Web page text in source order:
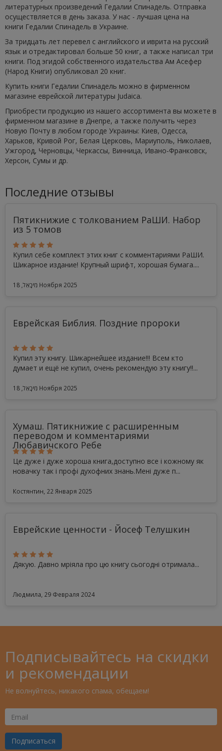
литературных произведений Гедалии Спинадель. Отправка
осуществляется в день заказа. У нас - лучшая цена на
книги Гедалии Спинадель в Украине.
За тридцать лет перевел с английского и иврита на русский
язык и отредактировал больше 50 книг, а также написал три
книги. Под эгидой собственного издательства Ам Асефер
(Народ Книги) опубликовал 20 книг.
Купить книги Гедалии Спинадель можно в фирменном
магазине еврейской литературы Judaica.
Приобрести продукцию из нашего ассортимента вы можете в
фирменном магазине в Днепре, а также получить через
Новую Почту в любом городе Украины: Киев, Одесса,
Харьков, Кривой Рог, Белая Церковь, Мариуполь, Николаев,
Ужгород, Черновцы, Черкассы, Винница, Ивано-Франковск,
Херсон, Сумы и др.
Последние отзывы
Пятикнижие с толкованием РаШИ. Набор
из 5 томов
Купил себе комплект этих книг с комментариями РаШИ.
Шикарное издание! Крупный шрифт, хорошая бумага....
מִיכָאֵל, 18 Ноября 2025
Еврейская Библия. Поздние пророки
Купил эту книгу. Шикарнейшее издание!!! Всем кто
думает и ещё не купил, очень рекомендую эту книгу!!...
מִיכָאֵל, 18 Ноября 2025
Хумаш. Пятикнижие с расширенным
переводом и комментариями
Любавичского Ребе
Це дуже і дуже хороша книга,доступно все і кожному як
новачку так і профі духофних знань.Мені дуже п...
Костянтин, 22 Января 2025
Еврейские ценности - Йосеф Телушкин
Дякую. Давно мріяла про цю книгу сьогодні отримала...
Людмила, 29 Февраля 2024
Подписывайтесь на скидки
и рекомендации
Не волнуйтесь, никакого спама, обещаем!
Ваш
Email
Подписаться